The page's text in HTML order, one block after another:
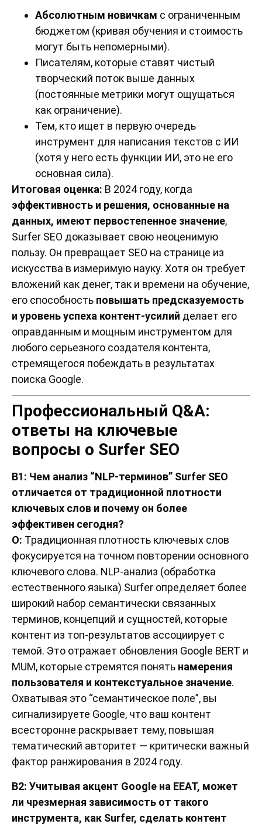
Абсолютным новичкам с ограниченным
бюджетом (кривая обучения и стоимость
могут быть непомерными).
Писателям, которые ставят чистый
творческий поток выше данных
(постоянные метрики могут ощущаться
как ограничение).
Тем, кто ищет в первую очередь
инструмент для написания текстов с ИИ
(хотя у него есть функции ИИ, это не его
основная сила).
Итоговая оценка: В 2024 году, когда
эффективность и решения, основанные на
данных, имеют первостепенное значение,
Surfer SEO доказывает свою неоценимую
пользу. Он превращает SEO на странице из
искусства в измеримую науку. Хотя он требует
вложений как денег, так и времени на обучение,
его способность повышать предсказуемость
и уровень успеха контент-усилий делает его
оправданным и мощным инструментом для
любого серьезного создателя контента,
стремящегося побеждать в результатах
поиска Google.
Профессиональный Q&A:
ответы на ключевые
вопросы о Surfer SEO
В1: Чем анализ “NLP-терминов” Surfer SEO
отличается от традиционной плотности
ключевых слов и почему он более
эффективен сегодня?
О: Традиционная плотность ключевых слов
фокусируется на точном повторении основного
ключевого слова. NLP-анализ (обработка
естественного языка) Surfer определяет более
широкий набор семантически связанных
терминов, концепций и сущностей, которые
контент из топ-результатов ассоциирует с
темой. Это отражает обновления Google BERT и
MUM, которые стремятся понять намерения
пользователя и контекстуальное значение.
Охватывая это “семантическое поле”, вы
сигнализируете Google, что ваш контент
всесторонне раскрывает тему, повышая
тематический авторитет — критически важный
фактор ранжирования в 2024 году.
В2: Учитывая акцент Google на EEAT, может
ли чрезмерная зависимость от такого
инструмента, как Surfer, сделать контент